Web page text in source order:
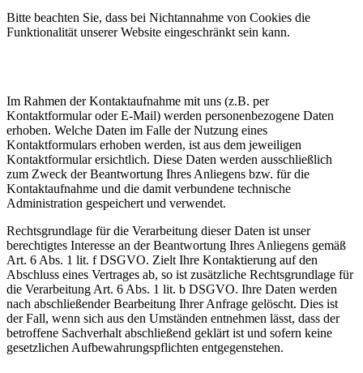
Bitte beachten Sie, dass bei Nichtannahme von Cookies die
Funktionalität unserer Website eingeschränkt sein kann.
Im Rahmen der Kontaktaufnahme mit uns (z.B. per
Kontaktformular oder E-Mail) werden personenbezogene Daten
erhoben. Welche Daten im Falle der Nutzung eines
Kontaktformulars erhoben werden, ist aus dem jeweiligen
Kontaktformular ersichtlich. Diese Daten werden ausschließlich
zum Zweck der Beantwortung Ihres Anliegens bzw. für die
Kontaktaufnahme und die damit verbundene technische
Administration gespeichert und verwendet.
Rechtsgrundlage für die Verarbeitung dieser Daten ist unser
berechtigtes Interesse an der Beantwortung Ihres Anliegens gemäß
Art. 6 Abs. 1 lit. f DSGVO. Zielt Ihre Kontaktierung auf den
Abschluss eines Vertrages ab, so ist zusätzliche Rechtsgrundlage für
die Verarbeitung Art. 6 Abs. 1 lit. b DSGVO. Ihre Daten werden
nach abschließender Bearbeitung Ihrer Anfrage gelöscht. Dies ist
der Fall, wenn sich aus den Umständen entnehmen lässt, dass der
betroffene Sachverhalt abschließend geklärt ist und sofern keine
gesetzlichen Aufbewahrungspflichten entgegenstehen.